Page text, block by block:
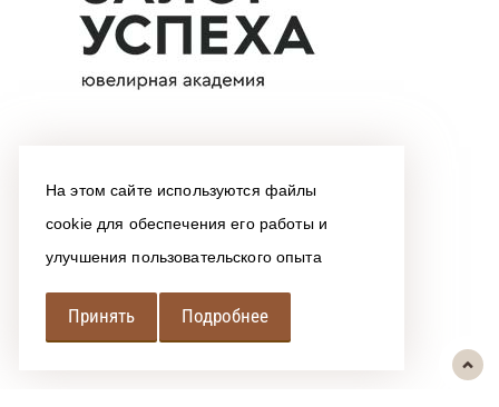
На этом сайте используются файлы
cookie для обеспечения его работы и
улучшения пользовательского опыта
Принять Подробнее